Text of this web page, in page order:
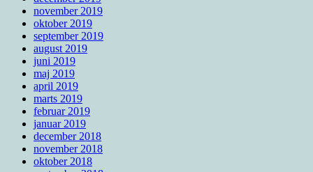
november 2019
oktober 2019
september 2019
august 2019
juni 2019
maj 2019
april 2019
marts 2019
februar 2019
januar 2019
december 2018
november 2018
oktober 2018